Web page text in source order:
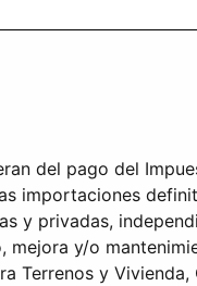
del pago del
importaciones
y privadas,
mejora y/o
Terrenos y